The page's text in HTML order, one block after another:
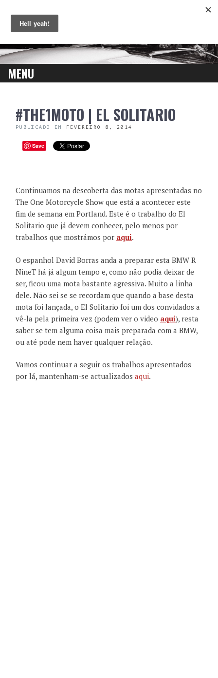
MENU
CONTENT#THE1MOTO | EL SOLITARIO
PUBLICADO EM FEVEREIRO 8, 2014
Save
Continuamos na descoberta das motas apresentadas no
The One Motorcycle Show que está a acontecer este
fim de semana em Portland. Este é o trabalho do El
Solitario que já devem conhecer, pelo menos por
trabalhos que mostrámos por aqui.
O espanhol David Borras anda a preparar esta BMW R
NineT há já algum tempo e, como não podia deixar de
ser, ficou uma mota bastante agressiva. Muito a linha
dele. Não sei se se recordam que quando a base desta
mota foi lançada, o El Solitario foi um dos convidados a
vê-la pela primeira vez (podem ver o video aqui), resta
saber se tem alguma coisa mais preparada com a BMW,
ou até pode nem haver qualquer relação.
Vamos continuar a seguir os trabalhos apresentados
por lá, mantenham-se actualizados aqui.